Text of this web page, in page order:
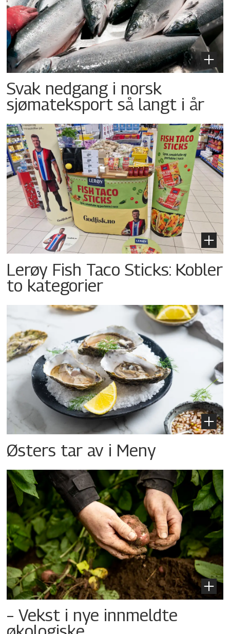
Svak nedgang i norsk
sjømateksport så langt i år
Lerøy Fish Taco Sticks: Kobler
to kategorier
Østers tar av i Meny
– Vekst i nye innmeldte